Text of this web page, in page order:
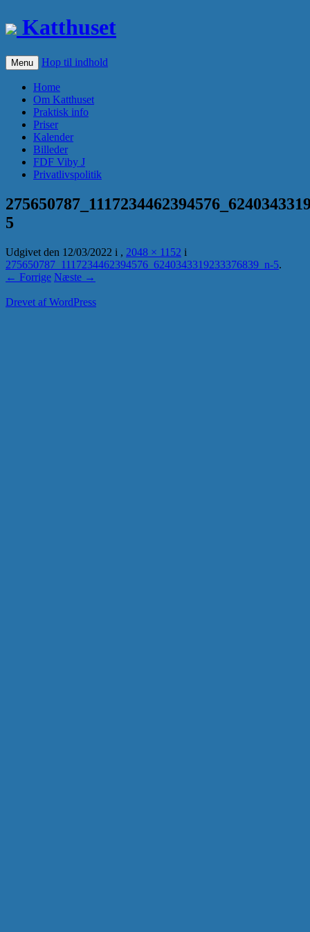
Katthuset
Menu Hop til indhold
Home
Om Katthuset
Praktisk info
Priser
Kalender
Billeder
FDF Viby J
Privatlivspolitik
5
Udgivet den 12/03/2022 i , 2048 × 1152 i
275650787_1117234462394576_6240343319233376839_n-5.
← Forrige Næste →
Drevet af WordPress